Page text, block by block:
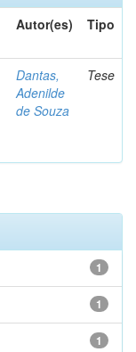
Autor(es) Tipo
Dantas,
Adenilde
de Souza
Tese
1
1
1